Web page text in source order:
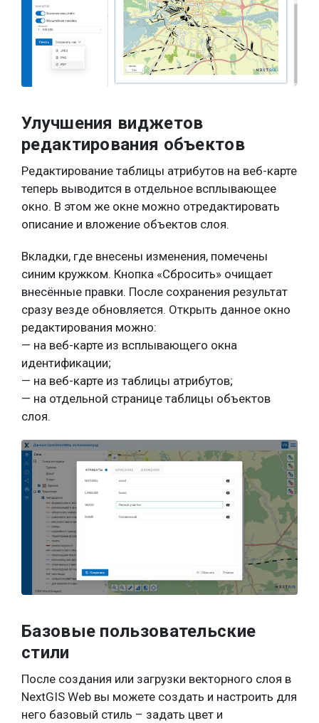
Улучшения виджетов
редактирования объектов
Редактирование таблицы атрибутов на веб-карте
теперь выводится в отдельное всплывающее
окно. В этом же окне можно отредактировать
описание и вложение объектов слоя.
Вкладки, где внесены изменения, помечены
синим кружком. Кнопка «Сбросить» очищает
внесённые правки. После сохранения результат
сразу везде обновляется. Открыть данное окно
редактирования можно:
— на веб-карте из всплывающего окна
идентификации;
— на веб-карте из таблицы атрибутов;
— на отдельной странице таблицы объектов
слоя.
Базовые пользовательские
стили
После создания или загрузки векторного слоя в
NextGIS Web вы можете создать и настроить для
него базовый стиль – задать цвет и